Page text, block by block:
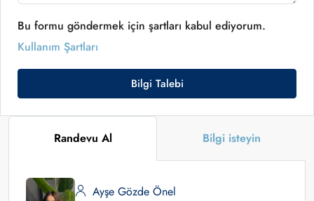
Bu formu göndermek için şartları kabul ediyorum.
Kullanım Şartları
Bilgi Talebi
Randevu Al Bilgi isteyin
Ayşe Gözde Önel